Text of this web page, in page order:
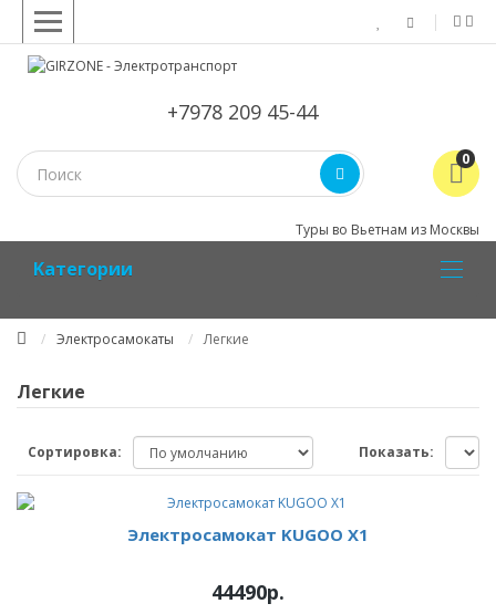
+7978 209 45-44
0
Туры во Вьетнам из Москвы
Kатегории
Электросамокаты Легкие
Легкие
Сортировка: Показать:
Электросамокат KUGOO X1
44490р.